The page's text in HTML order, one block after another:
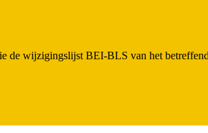
de wijzigingslijst BEI-BLS van het